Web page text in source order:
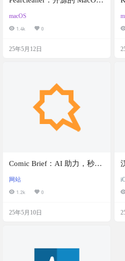
macOS
1.4k 0
25年5月12日
Comic Brief：AI 助力，秒变
建故事漫画
网站
1.2k 0
25年5月10日